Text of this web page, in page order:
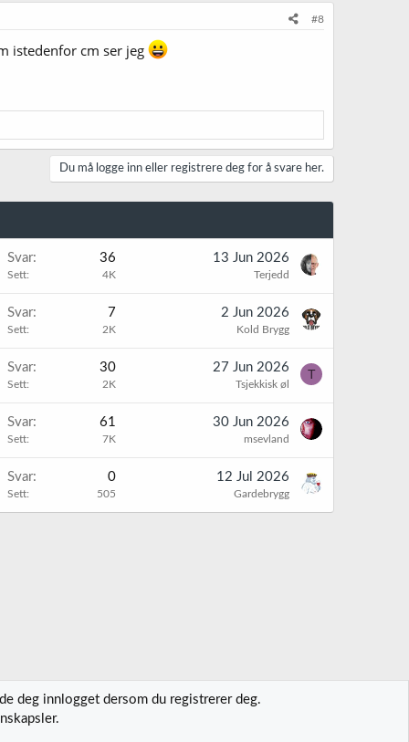
#8
istedenfor cm ser jeg
Du må logge inn eller registrere deg for å svare her.
Svar 36
Sett 4K
13 Jun 2026
Terjedd
Svar 7
Sett 2K
2 Jun 2026
Kold Brygg
Svar 30
Sett 2K
27 Jun 2026
Tsjekkisk øl
T
Svar 61
Sett 7K
30 Jun 2026
msevland
Svar 0
Sett 505
12 Jul 2026
Gardebrygg
oss Vilkår og regler
deg innlogget dersom du registrerer deg.